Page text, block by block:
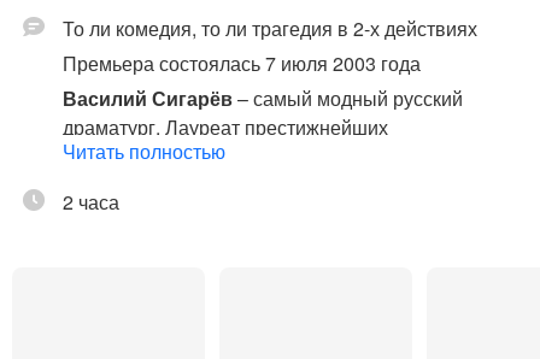
То ли комедия, то ли трагедия в 2-х действиях
Премьера состоялась 7 июля 2003 года
Василий Сигарёв– самый модный русский
драматург. Лауреат престижнейших
международных премий (больше шести). Ученик
лауреат его премии). Что нашли англичане в
Читать полностью
2 часа